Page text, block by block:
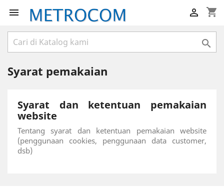
 shopping_cart


Syarat pemakaian
Syarat dan ketentuan pemakaian
website
Tentang syarat dan ketentuan pemakaian website
(penggunaan cookies, penggunaan data customer,
dsb)